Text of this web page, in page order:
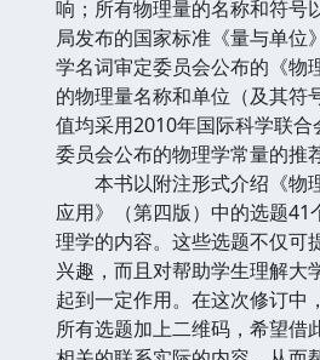
响；所有物理量的名称和符号
局发布的国家标准《量与单位
学名词审定委员会公布的《物
的物理量名称和单位（及其符
值均采用2010年国际科学联
委员会公布的物理学常量的推
本书以附注形式介绍《物
应用》（第四版）中的选题41
理学的内容。这些选题不仅可
兴趣，而且对帮助学生理解大
起到一定作用。在这次修订中
所有选题加上二维码，希望借